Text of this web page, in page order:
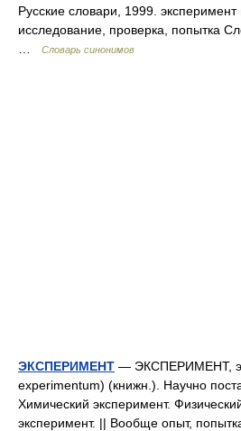
Русские словари, 1999.
исследование, проверка, попытка
Словарь синонимов
ЭКСПЕРИМЕНТ — ЭКСПЕРИМЕНТ,
experimentum) (книжн.). Научно
Химический эксперимент.
эксперимент. || Вообще опыт,